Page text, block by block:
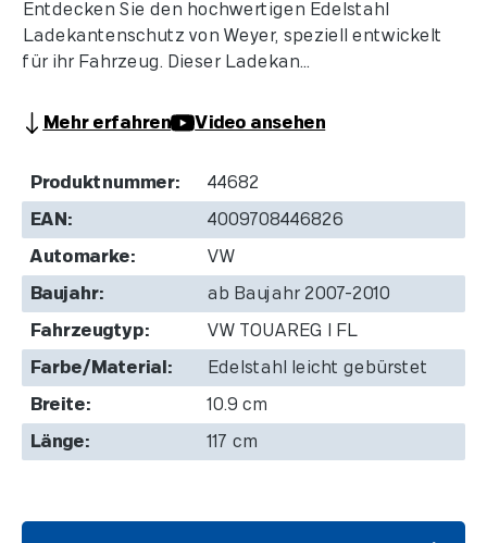
Entdecken Sie den hochwertigen Edelstahl
Ladekantenschutz von Weyer, speziell entwickelt
für ihr Fahrzeug. Dieser Ladekan...
Mehr erfahren Video ansehen
Produktnummer: 44682
EAN: 4009708446826
Automarke: VW
Baujahr: ab Baujahr 2007-2010
Fahrzeugtyp: VW TOUAREG I FL
Farbe/Material: Edelstahl leicht gebürstet
Breite: 10.9 cm
Länge: 117 cm